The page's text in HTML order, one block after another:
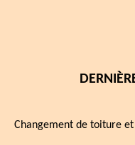
Changement de toiture